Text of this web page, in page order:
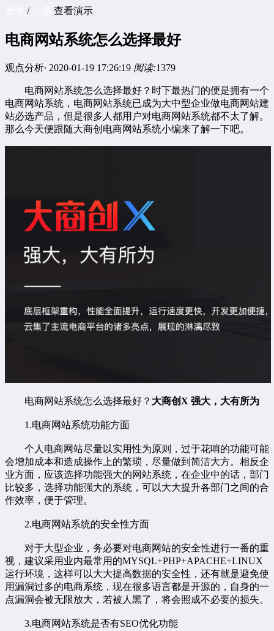
/注册 查看演示
电商网站系统怎么选择最好
观点分析· 2020-01-19 17:26:19 阅读:1379
电商网站系统怎么选择最好？时下最热门的便是拥有一个
电商网站系统，电商网站系统已成为大中型企业做电商网站建
站必选产品，但是很多人都用户对电商网站系统都不太了解。
那么今天便跟随大商创电商网站系统小编来了解一下吧。
电商网站系统怎么选择最好？ 大商创X 强大，大有所为
1.电商网站系统功能方面
个人电商网站尽量以实用性为原则，过于花哨的功能可能
会增加成本和造成操作上的繁琐，尽量做到简洁大方。相反企
业方面，应该选择功能强大的网站系统，在企业中的话，部门
比较多，选择功能强大的系统，可以大大提升各部门之间的合
作效率，便于管理。
2.电商网站系统的安全性方面
对于大型企业，务必要对电商网站的安全性进行一番的重
视，建议采用业内最常用的MYSQL+PHP+APACHE+LINUX
运行环境，这样可以大大提高数据的安全性，还有就是避免使
用漏洞过多的电商系统，现在很多语言都是开源的，自身的一
点漏洞会被无限放大，若被人黑了，将会照成不必要的损失。
3.电商网站系统是否有SEO优化功能